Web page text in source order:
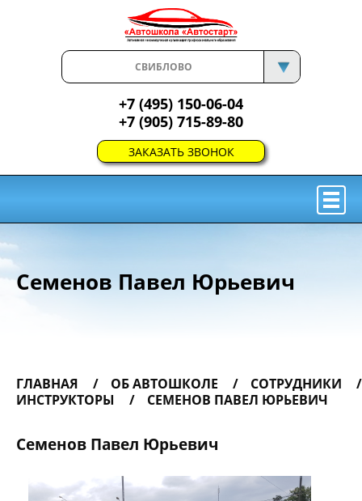
СВИБЛОВО
+7 (495) 150-06-04
+7 (905) 715-89-80
ЗАКАЗАТЬ ЗВОНОК
Семенов Павел Юрьевич
ГЛАВНАЯ ОБ АВТОШКОЛЕ
СОТРУДНИКИ
ИНСТРУКТОРЫ
СЕМЕНОВ ПАВЕЛ ЮРЬЕВИЧ
Семенов Павел Юрьевич